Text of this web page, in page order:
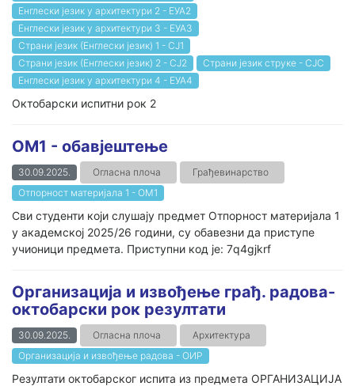
Енглески језик у архитектури 2 - ЕУА2
Енглески језик у архитектури 3 - ЕУА3
Страни језик (Енглески језик) 1 - СЈ1
Страни језик (Енглески језик) 2 - СЈ2
Страни језик струке - СЈС
Енглески језик у архитектури 4 - ЕУА4
Октобарски испитни рок 2
ОМ1 - обавјештење
30.09.2025. Огласна плоча
Грађевинарство
Отпорност материјала 1 - ОМ1
Сви студенти који слушају предмет Отпорност материјала 1
у академској 2025/26 години, су обавезни да приступе
учионици предмета. Приступни код је: 7q4gjkrf
Организација и извођење грађ. радова-
октобарски рок резултати
30.09.2025. Огласна плоча
Архитектура
Организација и извођење радова - ОИР
Резултати октобарског испита из предмета ОРГАНИЗАЦИЈА